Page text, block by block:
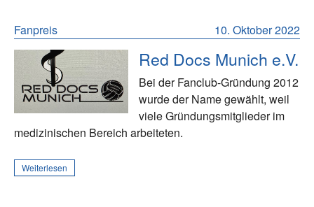
10. Oktober 2022
Fanpreis
Red Docs Munich e.V.
Bei der Fanclub-Gründung 2012
wurde der Name gewählt, weil
viele Gründungsmitglieder im
medizinischen Bereich arbeiteten.
Weiterlesen